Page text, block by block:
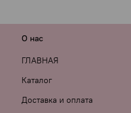
О нас
ГЛАВНАЯ
Каталог
Доставка и оплата